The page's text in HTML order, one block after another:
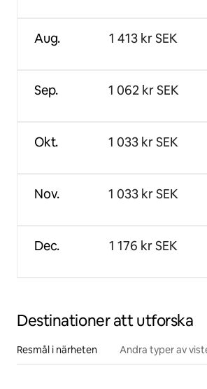
Aug.
Sep.
Okt.
Nov.
Dec.
1 413 kr SEK
1 062 kr SEK
1 033 kr SEK
1 033 kr SEK
1 176 kr SEK
Destinationer att utforska
Resmål i närheten Andra typer av